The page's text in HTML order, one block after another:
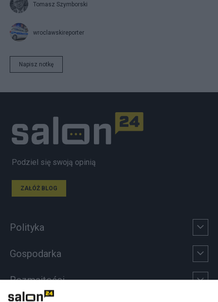
Tomasz Szymborski
wroclawskireporter
Napisz notkę
Podziel się swoją opinią
ZAŁÓŻ BLOG
Polityka
Gospodarka
Rozmaitości